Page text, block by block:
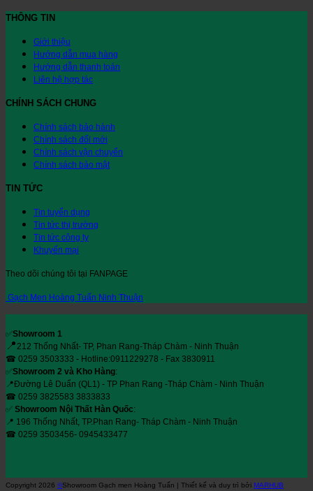
THÔNG TIN
Giới thiệu
Hướng dẫn mua hàng
Hướng dẫn thanh toán
Liên hệ hợp tác
CHÍNH SÁCH CHUNG
Chính sách bảo hành
Chính sách đổi mới
Chính sách vận chuyển
Chính sách bảo mật
TIN TỨC
Tin tuyển dụng
Tin tức thị trường
Tin tức công ty
Khuyến mại
Theo dõi chúng tôi tại FANPAGE
Gạch Men Hoàng Tuấn Ninh Thuận
✅Showroom 1
📍212 Thống Nhất- TP, Phan Rang-Tháp Chàm - Ninh Thuận
☎ 0259 3503333 - Hotline:0911229278 - Fax 3830911
✅Showroom 2 và Kho Hàng:
📍Đường Lê Duẩn (QL1) - TP Phan Rang -Tháp Chàm - Ninh Thuận
☎ 0259 3825583 3833833
✅ Showroom Nội Thất Hàn Quốc:
📍 196 Thống Nhất, TP.Phan Rang- Tháp Chàm - Ninh Thuận
☎ 0259 3503456- 0945433477
Copyright 2026 ©Showroom Gạch men Hoàng Tuấn | Thiết kế và duy trì bởi MARHUB